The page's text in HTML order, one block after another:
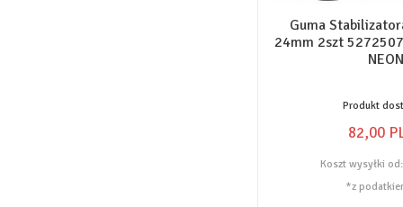
Guma
24mm 2szt
NEON
Produkt
82,00
Koszt wysyłki
*z